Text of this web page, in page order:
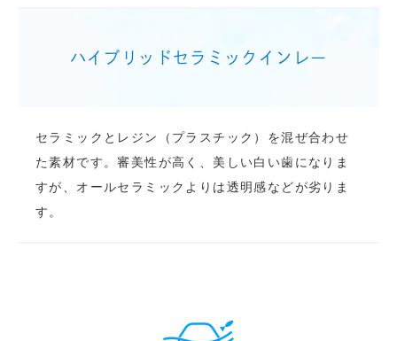
ハイブリッドセラミックインレー
セラミックとレジン（プラスチック）を混ぜ合わせ
た素材です。審美性が高く、美しい白い歯になりま
すが、オールセラミックよりは透明感などが劣りま
す。